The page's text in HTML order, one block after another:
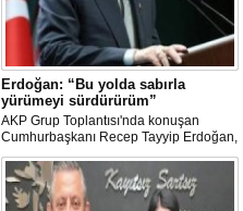
Erdoğan: “Bu yolda sabırla
yürümeyi sürdürürüm”
AKP Grup Toplantısı'nda konuşan
Cumhurbaşkanı Recep Tayyip Erdoğan,
"Tek başıma kalsam dâhi 'Bu yol hak
yoludur, dönmek bilmez yürürüm' der,
bu yolda sabırla yürümeyi sürdürürüm"
dedi.